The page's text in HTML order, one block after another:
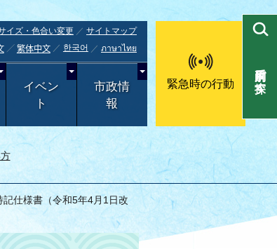
イズ・色合い変更
サイトマップ
繁体中文 한국어 ภาษาไทย
イベン
ト
市政情
報
緊急時の行動 目的別で探す
仕様書（令和5年4月1日改